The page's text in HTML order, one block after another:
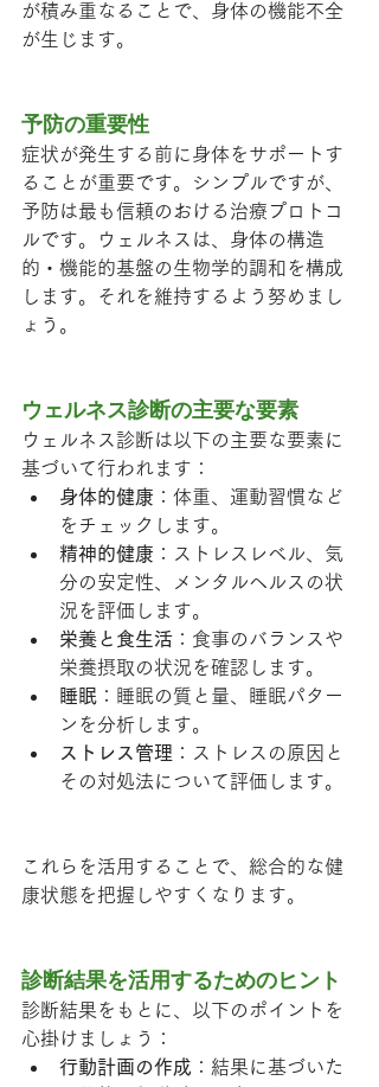
が積み重なることで、身体の機能不全
が生じます。
予防の重要性
症状が発生する前に身体をサポートす
ることが重要です。シンプルですが、
予防は最も信頼のおける治療プロトコ
ルです。ウェルネスは、身体の構造
的・機能的基盤の生物学的調和を構成
します。それを維持するよう努めまし
ょう。
ウェルネス診断の主要な要素
ウェルネス診断は以下の主要な要素に
基づいて行われます：
身体的健康 ：体重、運動習慣など
をチェックします。
精神的健康 ：ストレスレベル、気
分の安定性、メンタルヘルスの状
況を評価します。
栄養と食生活 ：食事のバランスや
栄養摂取の状況を確認します。
睡眠 ：睡眠の質と量、睡眠パター
ンを分析します。
ストレス管理 ：ストレスの原因と
その対処法について評価します。
これらを活用することで、総合的な健
康状態を把握しやすくなります。
診断結果を活用するためのヒント
診断結果をもとに、以下のポイントを
心掛けましょう：
行動計画の作成 ：結果に基づいた